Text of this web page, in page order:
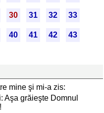
30 31 32 33
40 41 42 43
mine şi mi-a zis:
Aşa grăieşte Domnul